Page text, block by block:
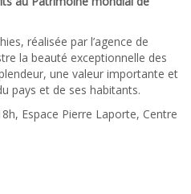
réalisée par l’agence de
la beauté exceptionnelle des
une valeur importante et
pays et de ses habitants.
Espace Pierre Laporte, Centre